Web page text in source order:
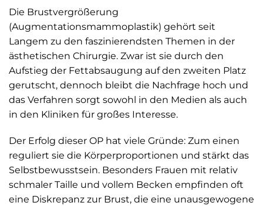
Die Brustvergrößerung
(Augmentationsmammoplastik) gehört seit
Langem zu den faszinierendsten Themen in der
ästhetischen Chirurgie. Zwar ist sie durch den
Aufstieg der Fettabsaugung auf den zweiten Platz
gerutscht, dennoch bleibt die Nachfrage hoch und
das Verfahren sorgt sowohl in den Medien als auch
in den Kliniken für großes Interesse.
Der Erfolg dieser OP hat viele Gründe: Zum einen
reguliert sie die Körperproportionen und stärkt das
Selbstbewusstsein. Besonders Frauen mit relativ
schmaler Taille und vollem Becken empfinden oft
eine Diskrepanz zur Brust, die eine unausgewogene